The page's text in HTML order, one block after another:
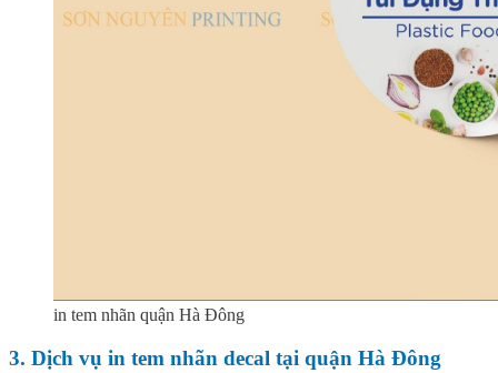
in tem nhãn quận Hà Đông
3. Dịch vụ in tem nhãn decal tại quận Hà Đông